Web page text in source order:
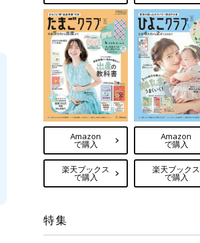
Amazon
で購入
楽天ブックス
で購入
Amazon
で購入
楽天ブックス
で購入
特集